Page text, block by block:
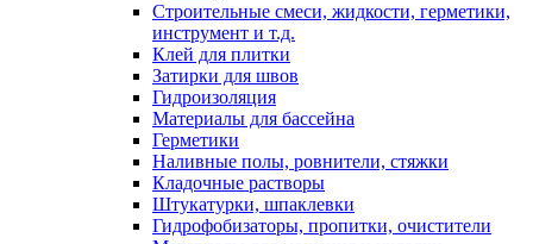
Строительные смеси, жидкости, герметики,
инструмент и т.д.
Клей для плитки
Затирки для швов
Гидроизоляция
Материалы для бассейна
Герметики
Наливные полы, ровнители, стяжки
Кладочные растворы
Штукатурки, шпаклевки
Гидрофобизаторы, пропитки, очистители